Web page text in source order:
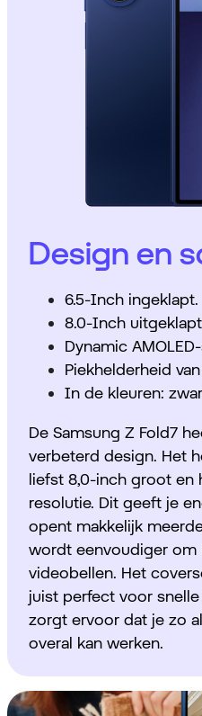
Design en
6.5-Inch ingeklapt.
8.0-Inch
Dynamic
Piekhelderheid
In de kleuren:
De Samsung Z Fold7
verbeterd design. Het
liefst 8,0-inch groot en
resolutie. Dit geeft je
opent makkelijk
wordt eenvoudiger
videobellen. Het
juist perfect voor
zorgt ervoor dat je zo
overal kan werken.